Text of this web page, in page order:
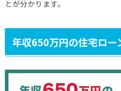
とが分かります。
年収650万円の住宅ロー